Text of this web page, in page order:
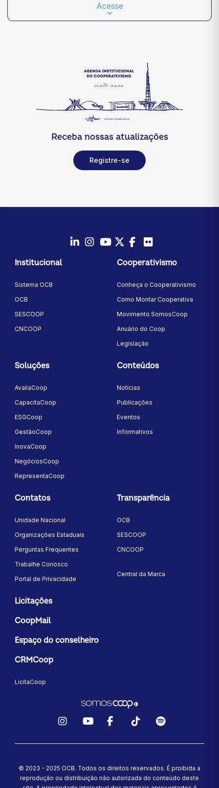
Acesse
Receba nossas atualizações
Registre-se
Instagram
YoutubeTwitter/X
Facebook
Institucional
Sistema OCB
OCB
SESCOOP
CNCOOP
Cooperativismo
Conheça o Cooperativismo
Como Montar Cooperativa
Movimento SomosCoop
Anuário do Coop
Legislação
Soluções
AvaliaCoop
CapacitaCoop
ESGCoop
GestãoCoop
InovaCoop
NegóciosCoop
RepresentaCoop
Conteúdos
Notícias
Publicações
Eventos
Informativos
Contatos
Unidade Nacional
Organizações Estaduais
Perguntas Frequentes
Trabalhe Conosco
Portal de Privacidade
Transparência
OCB
SESCOOP
CNCOOP
Central da Marca
Licitações
CoopMail
Espaço do conselheiro
CRMCoop
LicitaCoop
© 2023 - 2025 OCB. Todos os direitos reservados. É proibida a
reprodução ou distribuição não autorizada do conteúdo deste